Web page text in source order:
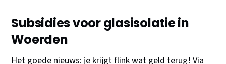
Subsidies voor glasisolatie in
Woerden
Het goede nieuws: je krijgt flink wat geld terug! Via